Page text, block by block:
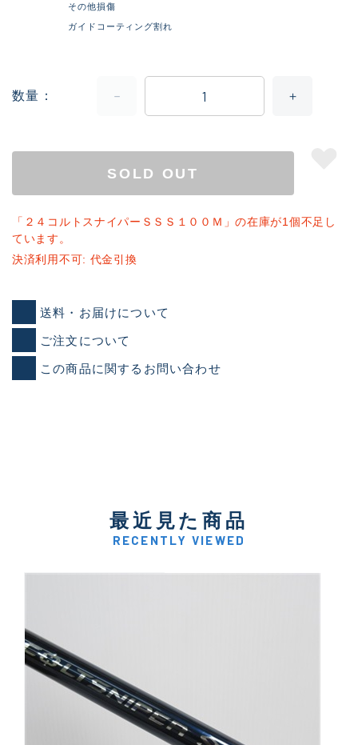
その他損傷
ガイドコーティング割れ
数量
SOLD OUT
「２４コルトスナイパーＳＳＳ１００Ｍ」の在庫が1個不足し
ています。
決済利用不可: 代金引換
送料・お届けについて
ご注文について
この商品に関するお問い合わせ
最近見た商品
RECENTLY VIEWED